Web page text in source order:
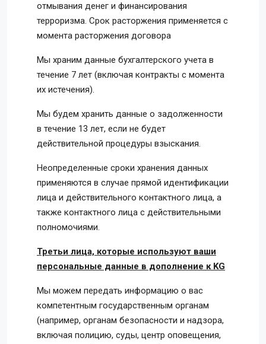
отмывания денег и финансирования
терроризма. Срок расторжения применяется с
момента расторжения договора
Мы храним данные бухгалтерского учета в
течение 7 лет (включая контракты с момента
их истечения).
Мы будем хранить данные о задолженности
в течение 13 лет, если не будет
действительной процедуры взыскания.
Неопределенные сроки хранения данных
применяются в случае прямой идентификации
лица и действительного контактного лица, а
также контактного лица с действительными
полномочиями.
Третьи лица, которые используют ваши
персональные данные в дополнение к KG
Мы можем передать информацию о вас
компетентным государственным органам
(например, органам безопасности и надзора,
включая полицию, суды, центр оповещения,